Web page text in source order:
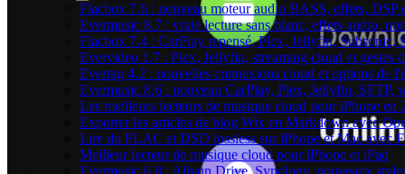
Flacbox 7.6 : nouveau moteur audio BASS, effets, DSP
Evermusic 8.7 : vraie lecture sans blanc, effets audio,
Flacbox 7.4 : CarPlay repensé, Plex, Jellyfin, Subsonic,
Evervideo 1.7 : Plex, Jellyfin, streaming cloud et gestes
Evertag 4.2 : nouvelles connexions cloud et options de
Evermusic 8.6 : nouveau CarPlay, Plex, Jellyfin, SFTP,
Les meilleurs lecteurs de musique cloud pour iPhone en
Exporter les articles de blog Wix en Markdown avec
Lire du FLAC et DSD lossless sur iPhone et Mac avec
Meilleur lecteur de musique cloud pour iPhone et iPad
Evermusic 6.8 : Aliyun Drive, Synology, nouveaux